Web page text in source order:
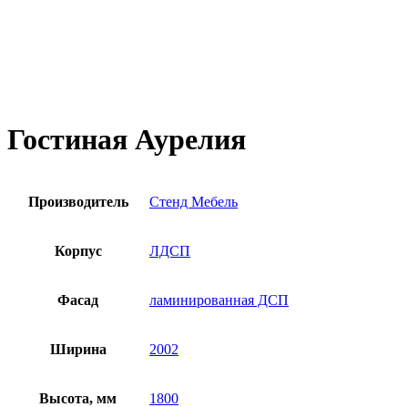
Гостиная Аурелия
Производитель Стенд Мебель
Корпус ЛДСП
Фасад ламинированная ДСП
Ширина 2002
Высота, мм 1800